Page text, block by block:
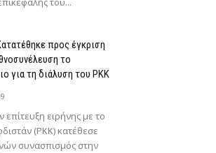
προς έγκριση
το
για τη διάλυση του PKK
ειρήνης με το
(PKK) κατέθεσε
συνασπισμός στην